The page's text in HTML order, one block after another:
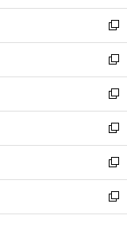
開
く
ウ
で
開
く
ン
ド
ウ
で
開
く
新
し
い
ウ
ィ
ン
ド
ウ
で
開
く
新
し
い
ウ
ィ
ン
ド
ウ
で
開
新
し
い
ウ
ィ
ン
ド
ウ
新
し
い
ウ
ィ
ン
新
し
い
ウ
新
し